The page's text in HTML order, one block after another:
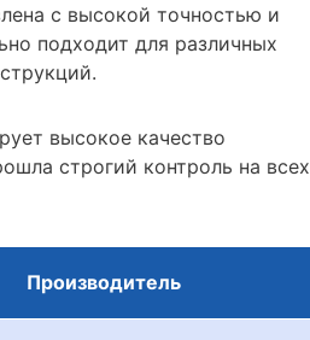
с высокой точностью и
подходит для различных
высокое качество
строгий контроль на всех
Производитель